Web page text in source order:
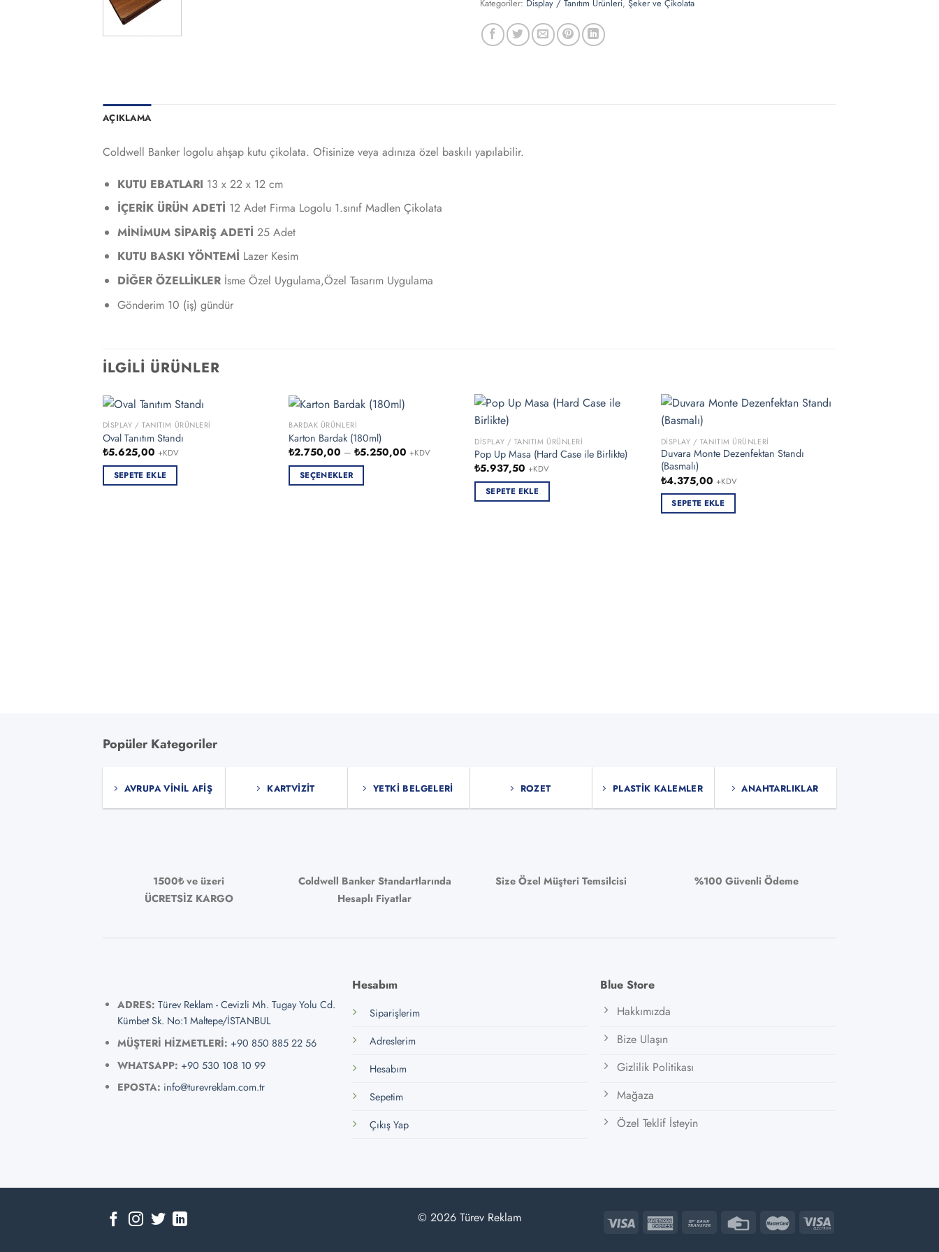
Kategoriler: Display / Tanıtım Ürünleri, Şeker ve Çikolata
AÇIKLAMA
Coldwell Banker logolu ahşap kutu çikolata. Ofisinize veya adınıza özel baskılı yapılabilir.
KUTU EBATLARI 13 x 22 x 12 cm
İÇERİK ÜRÜN ADETİ 12 Adet Firma Logolu 1.sınıf Madlen Çikolata
MİNİMUM SİPARİŞ ADETİ 25 Adet
KUTU BASKI YÖNTEMİ Lazer Kesim
DİĞER ÖZELLİKLER İsme Özel Uygulama,Özel Tasarım Uygulama
Gönderim 10 (iş) gündür
İLGILI ÜRÜNLER
DISPLAY / TANITIM ÜRÜNLERI
Oval Tanıtım Standı
₺5.625,00 +KDV
SEPETE EKLE
BARDAK ÜRÜNLERI
Karton Bardak (180ml)
₺2.750,00 –₺5.250,00 Fiyat
+KDV
SEÇENEKLER
DISPLAY / TANITIM ÜRÜNLERI
Pop Up Masa (Hard Case ile Birlikte)
₺5.937,50 +KDV
SEPETE EKLE
DISPLAY / TANITIM ÜRÜNLERI
Duvara Monte Dezenfektan Standı
(Basmalı)
₺4.375,00 +KDV
SEPETE EKLE
Popüler Kategoriler
AVRUPA VINIL AFIŞ KARTVIZIT YETKI BELGELERI ROZET PLASTIK KALEMLER ANAHTARLIKLAR
1500₺ ve üzeri
ÜCRETSİZ KARGO
Coldwell Banker Standartlarında
Hesaplı Fiyatlar
Size Özel Müşteri Temsilcisi %100 Güvenli Ödeme
ADRES: Türev Reklam - Cevizli Mh. Tugay Yolu Cd.
Kümbet Sk. No:1 Maltepe/İSTANBUL
MÜŞTERİ HİZMETLERİ: +90 850 885 22 56
WHATSAPP: +90 530 108 10 99
EPOSTA: info@turevreklam.com.tr
Hesabım
Siparişlerim
Adreslerim
Hesabım
Sepetim
Çıkış Yap
Blue Store
Hakkımızda
Bize Ulaşın
Gizlilik Politikası
Mağaza
Özel Teklif İsteyin
© 2026 Türev Reklam